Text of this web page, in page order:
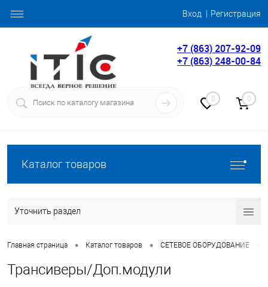
Вход Регистрация
+7 (863) 207-92-09
+7 (863) 248-00-84
0 0
Каталог товаров
Уточнить раздел
Главная страница • Каталог товаров • СЕТЕВОЕ ОБОРУДОВАНИЕ
Трансиверы/Доп.модули